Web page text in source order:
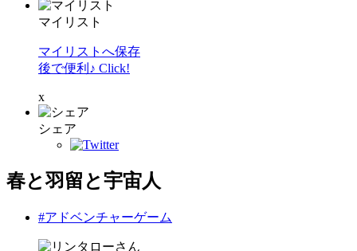
マイリスト
マイリストへ保存
後で便利♪ Click!
x
シェア
春と羽留と宇宙人
#アドベンチャーゲーム